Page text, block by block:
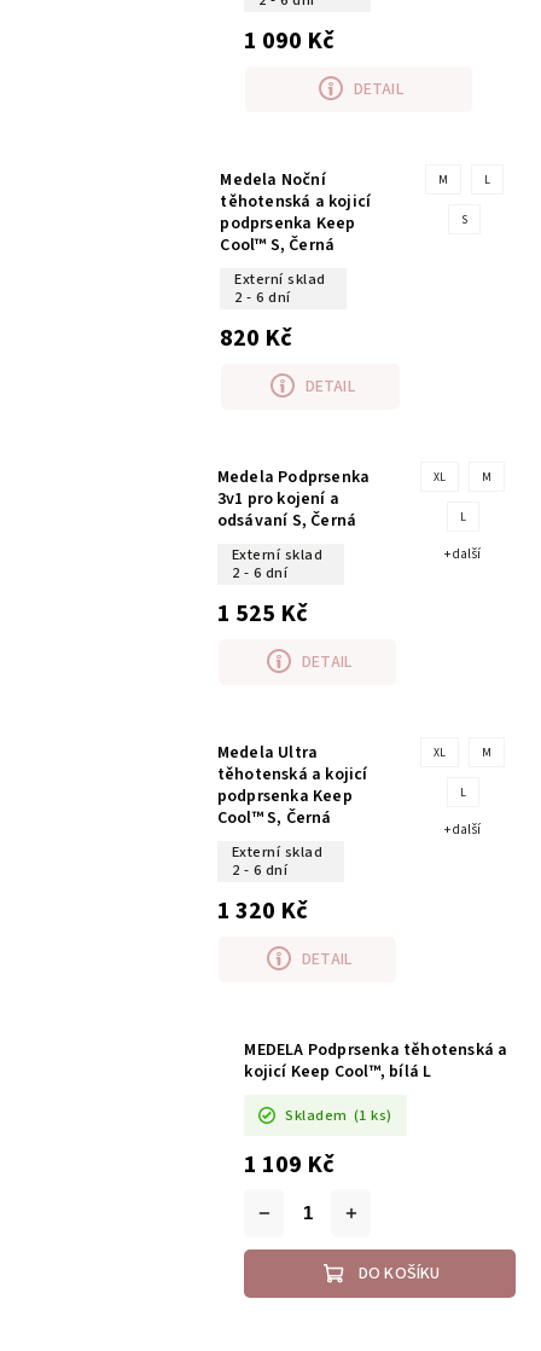
1 090 Kč
DETAIL
Medela Noční
těhotenská a kojicí
podprsenka Keep
Cool™ S, Černá
Externí sklad
2 - 6 dní
820 Kč
DETAIL
M L
S
Medela Podprsenka
3v1 pro kojení a
odsávaní S, Černá
Externí sklad
2 - 6 dní
1 525 Kč
DETAIL
XL M
L
+ další
Medela Ultra
těhotenská a kojicí
podprsenka Keep
Cool™ S, Černá
Externí sklad
2 - 6 dní
1 320 Kč
DETAIL
XL M
L
+ další
MEDELA Podprsenka těhotenská a
kojicí Keep Cool™, bílá L
Skladem (1 ks)
1 109 Kč
DO KOŠÍKU